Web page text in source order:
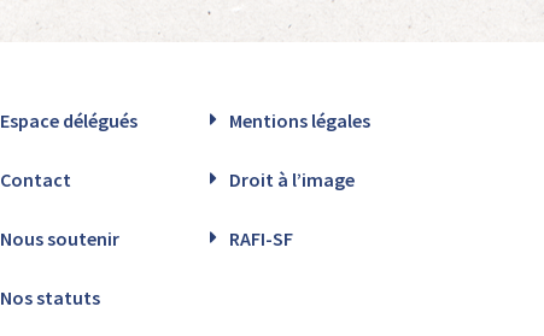
Espace délégués Mentions légales
Contact Droit à l’image
Nous soutenir RAFI-SF
Nos statuts